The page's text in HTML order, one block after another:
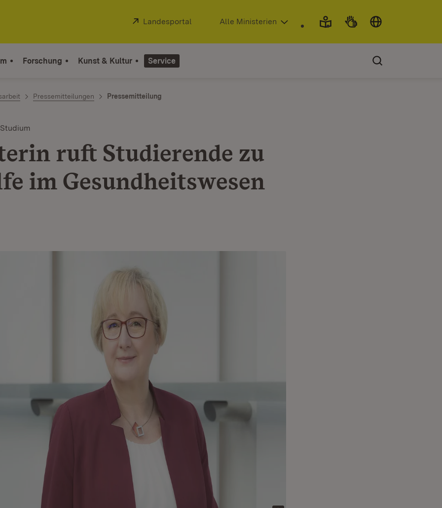
Extern:
Landesportal (Öffnet in neuem Fenster)
Alle Ministerien
Forschung Kunst & Kultur Service
Pressemitteilungen Pressemitteilung
ruft Studierende zu
im Gesundheitswesen